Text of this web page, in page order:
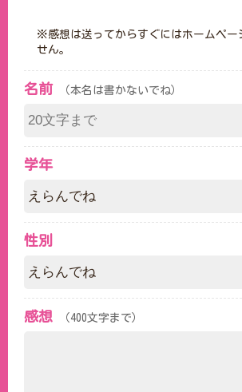
※感想は送ってからすぐにはホームペー
せん。
名前 （本名は書かないでね）
学年
性別
感想 （400文字まで）